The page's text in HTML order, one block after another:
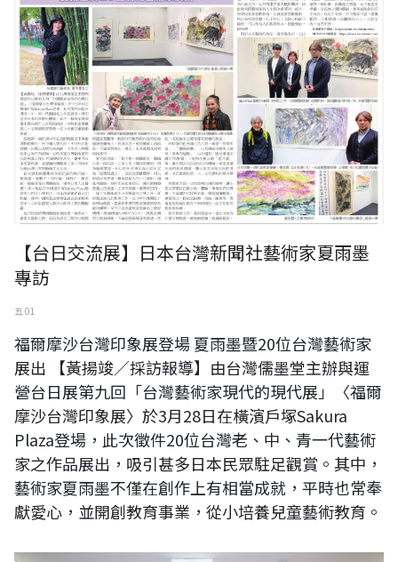
【台日交流展】日本台灣新聞社藝術家夏雨墨
專訪
五 01
福爾摩沙台灣印象展登場 夏雨墨暨20位台灣藝術家
展出 【黃揚竣／採訪報導】由台灣儒墨堂主辦與運
營台日展第九回「台灣藝術家現代的現代展」〈福爾
摩沙台灣印象展〉於3月28日在橫濱戶塚Sakura
Plaza登場，此次徵件20位台灣老、中、青一代藝術
家之作品展出，吸引甚多日本民眾駐足觀賞。其中，
藝術家夏雨墨不僅在創作上有相當成就，平時也常奉
獻愛心，並開創教育事業，從小培養兒童藝術教育。